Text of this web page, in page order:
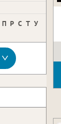
П Р С Т У